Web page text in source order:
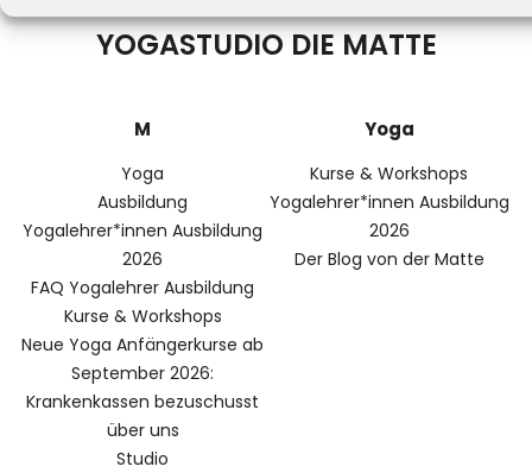
YOGASTUDIO DIE MATTE
M
Yoga
Ausbildung
Yogalehrer*innen Ausbildung
2026
FAQ Yogalehrer Ausbildung
Kurse & Workshops
Neue Yoga Anfängerkurse ab
September 2026:
Krankenkassen bezuschusst
über uns
Studio
Yoga
Kurse & Workshops
Yogalehrer*innen Ausbildung
2026
Der Blog von der Matte